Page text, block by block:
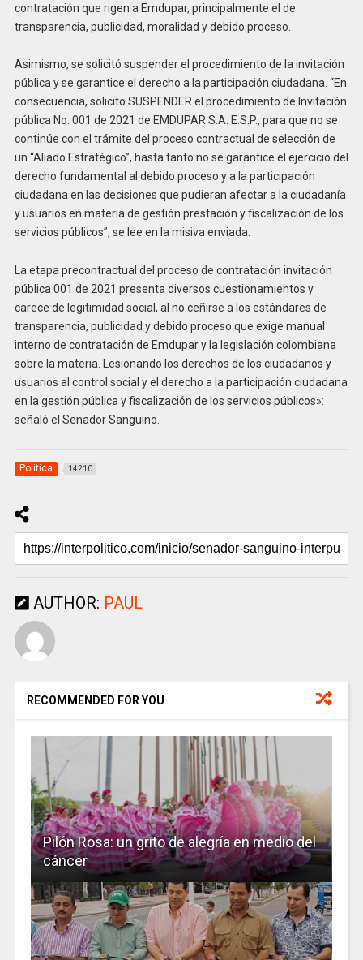
contratación que rigen a Emdupar, principalmente el de
transparencia, publicidad, moralidad y debido proceso.
Asimismo, se solicitó suspender el procedimiento de la invitación
pública y se garantice el derecho a la participación ciudadana. “En
consecuencia, solicito SUSPENDER el procedimiento de Invitación
pública No. 001 de 2021 de EMDUPAR S.A. E.S.P., para que no se
continúe con el trámite del proceso contractual de selección de
un “Aliado Estratégico”, hasta tanto no se garantice el ejercicio del
derecho fundamental al debido proceso y a la participación
ciudadana en las decisiones que pudieran afectar a la ciudadanía
y usuarios en materia de gestión prestación y fiscalización de los
servicios públicos”, se lee en la misiva enviada.
La etapa precontractual del proceso de contratación invitación
pública 001 de 2021 presenta diversos cuestionamientos y
carece de legitimidad social, al no ceñirse a los estándares de
transparencia, publicidad y debido proceso que exige manual
interno de contratación de Emdupar y la legislación colombiana
sobre la materia. Lesionando los derechos de los ciudadanos y
usuarios al control social y el derecho a la participación ciudadana
en la gestión pública y fiscalización de los servicios públicos»:
señaló el Senador Sanguino.
Politica 14210
AUTHOR: PAUL
RECOMMENDED FOR YOU
Pilón Rosa: un grito de alegría en medio del
cáncer